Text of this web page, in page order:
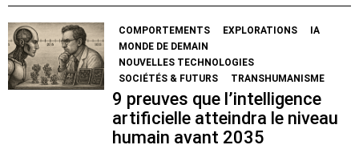
COMPORTEMENTS EXPLORATIONS
IA
MONDE DE DEMAIN
NOUVELLES TECHNOLOGIES
SOCIÉTÉS & FUTURS
TRANSHUMANISME
9 preuves que l’intelligence
artificielle atteindra le niveau
humain avant 2035